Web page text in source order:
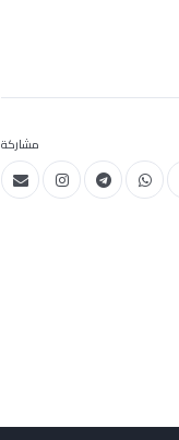
مشاركة